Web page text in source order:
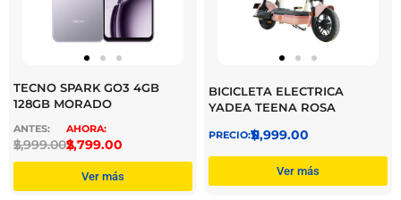
TECNO SPARK GO3 4GB
128GB MORADO
$
2,999.00$
2,799.00
Ver más
BICICLETA ELECTRICA
YADEA TEENA ROSA
$
11,999.00
Ver más